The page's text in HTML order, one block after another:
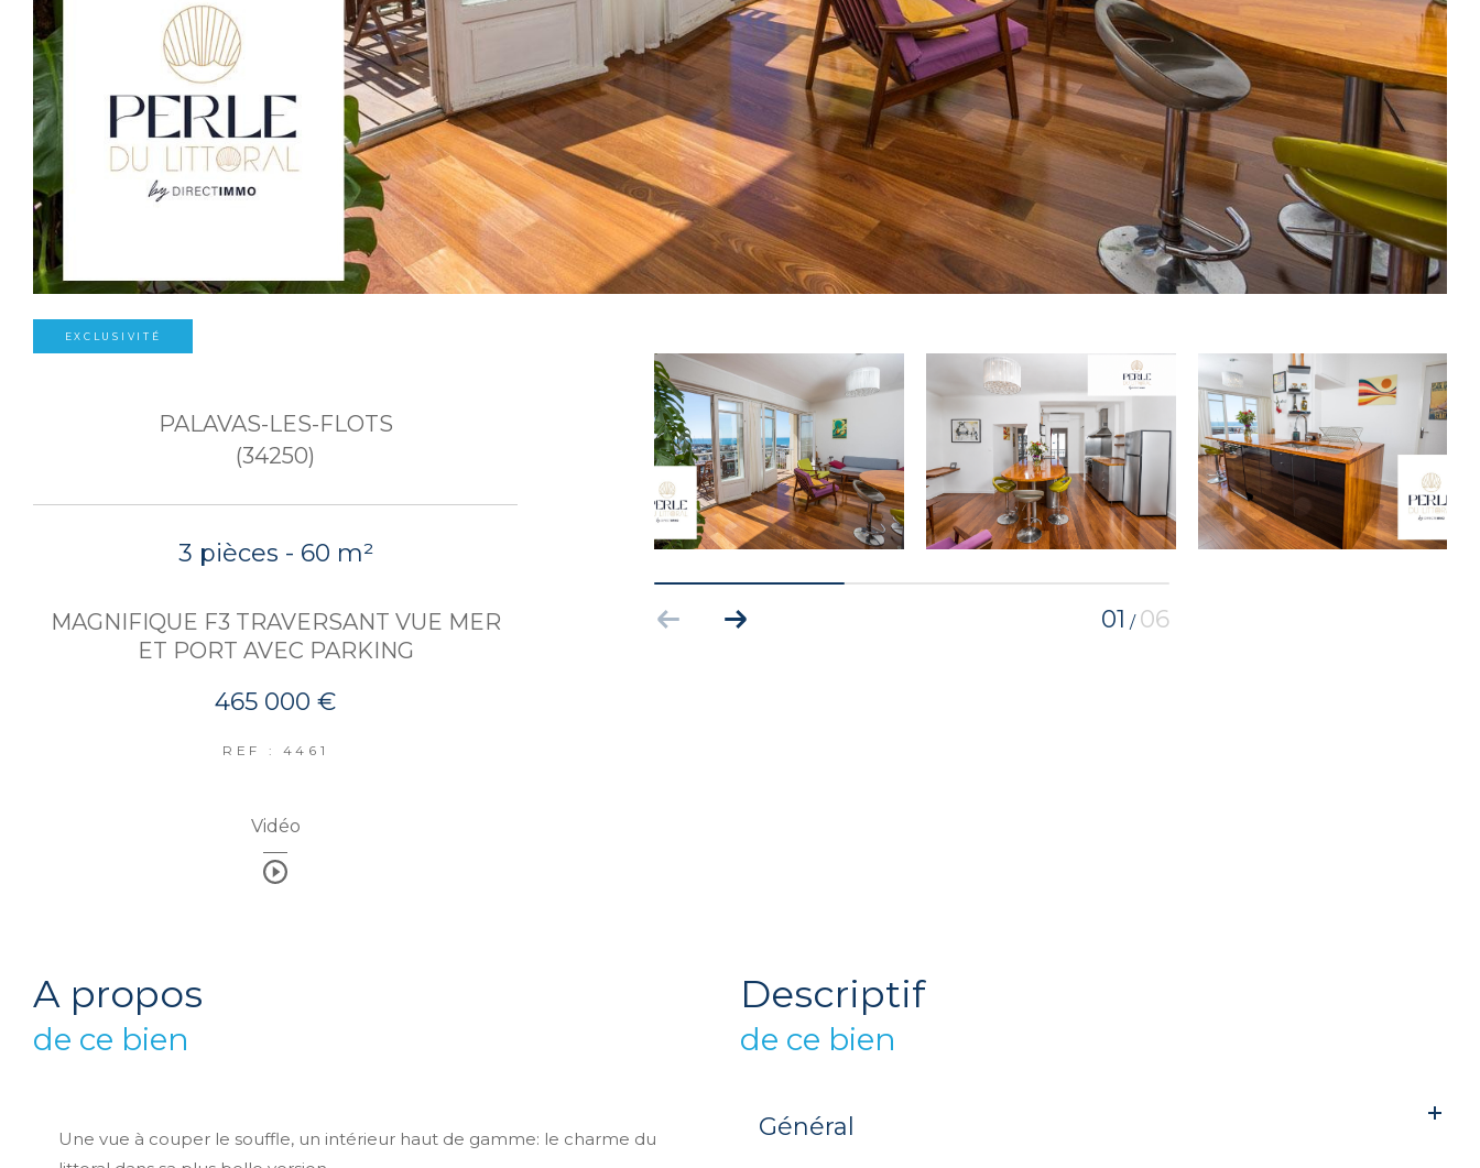
EXCLUSIVITÉ
01 / 06
PALAVAS-LES-FLOTS
(34250)
3 pièces - 60 m²
MAGNIFIQUE F3 TRAVERSANT VUE MER
ET PORT AVEC PARKING
465 000 €
REF : 4461
Vidéo
a propos
de ce bien
Une vue à couper le souffle, un intérieur haut de gamme: le charme du
descriptif
de ce bien
Général